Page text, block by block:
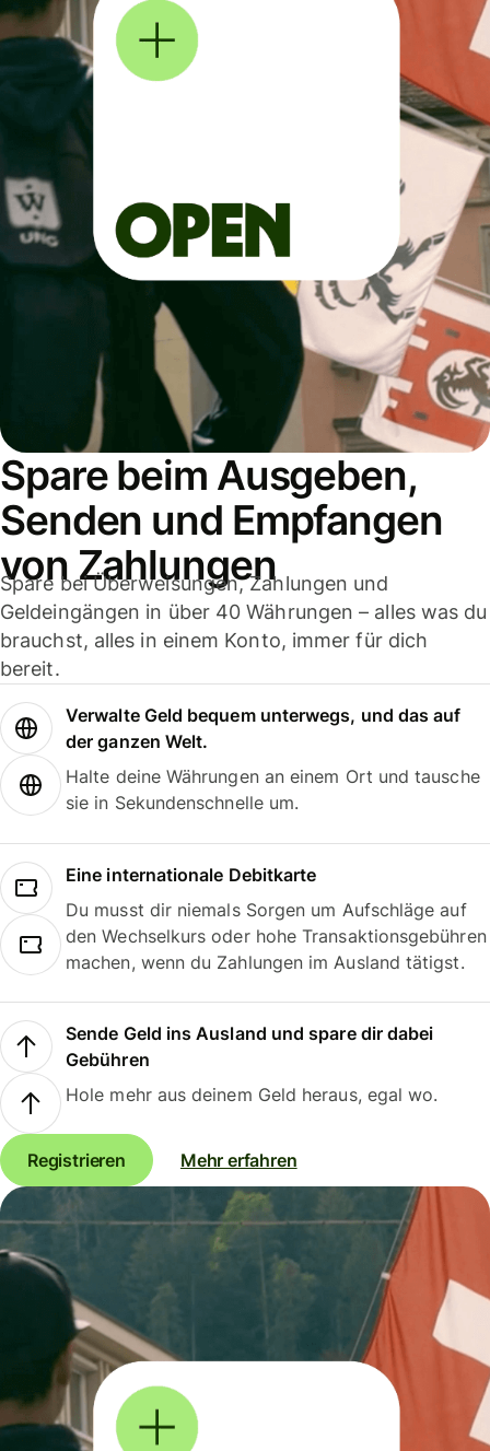
Spare beim Ausgeben,
Senden und Empfangen
von Zahlungen
Spare bei Überweisungen, Zahlungen und
Geldeingängen in über 40 Währungen – alles was du
brauchst, alles in einem Konto, immer für dich
bereit.
Verwalte Geld bequem unterwegs, und das auf
der ganzen Welt.
Halte deine Währungen an einem Ort und tausche
sie in Sekundenschnelle um.
Eine internationale Debitkarte
Du musst dir niemals Sorgen um Aufschläge auf
den Wechselkurs oder hohe Transaktionsgebühren
machen, wenn du Zahlungen im Ausland tätigst.
Sende Geld ins Ausland und spare dir dabei
Gebühren
Hole mehr aus deinem Geld heraus, egal wo.
Registrieren Mehr erfahren